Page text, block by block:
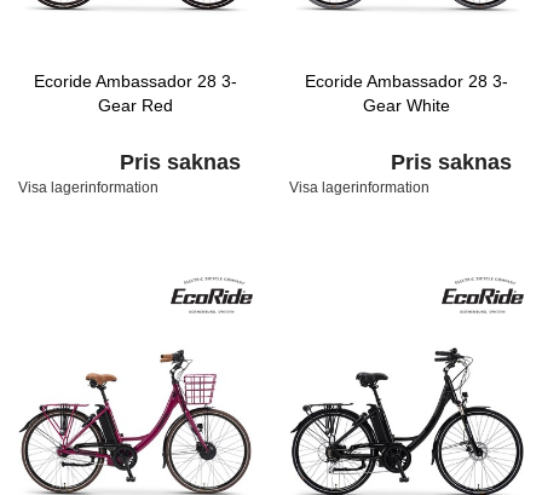
Ecoride Ambassador 28 3-
Gear Red
Pris saknas
Visa lagerinformation
Ecoride Ambassador 28 3-
Gear White
Pris saknas
Visa lagerinformation